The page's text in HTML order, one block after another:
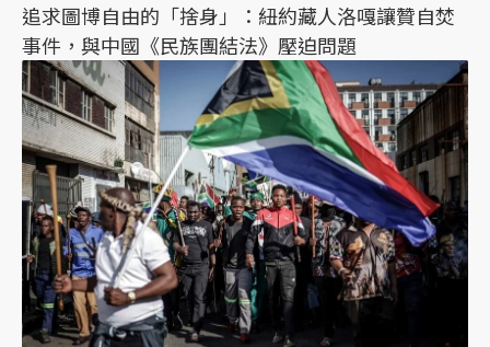
追求圖博自由的「捨身」：紐約藏人洛嘎讓贊自焚
事件，與中國《民族團結法》壓迫問題